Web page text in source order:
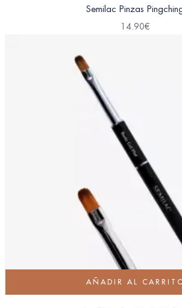
Semilac Pinzas
14.90€
AÑADIR AL